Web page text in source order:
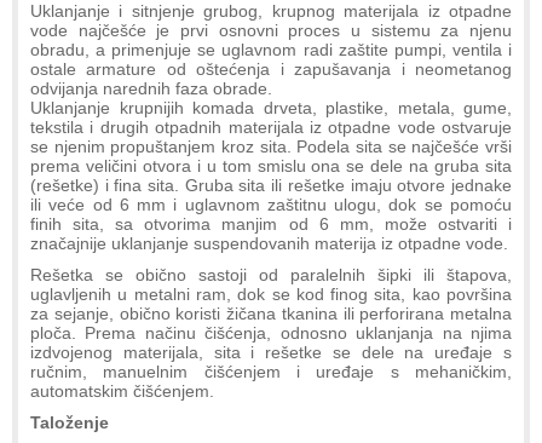
Uklanjanje i sitnjenje grubog, krupnog materijala iz otpadne
vode najčešće je prvi osnovni proces u sistemu za njenu
obradu, a primenjuje se uglavnom radi zaštite pumpi, ventila i
ostale armature od oštećenja i zapušavanja i neometanog
odvijanja narednih faza obrade.
Uklanjanje krupnijih komada drveta, plastike, metala, gume,
tekstila i drugih otpadnih materijala iz otpadne vode ostvaruje
se njenim propuštanjem kroz sita. Podela sita se najčešće vrši
prema veličini otvora i u tom smislu ona se dele na gruba sita
(rešetke) i fina sita. Gruba sita ili rešetke imaju otvore jednake
ili veće od 6 mm i uglavnom zaštitnu ulogu, dok se pomoću
finih sita, sa otvorima manjim od 6 mm, može ostvariti i
značajnije uklanjanje suspendovanih materija iz otpadne vode.
Rešetka se obično sastoji od paralelnih šipki ili štapova,
uglavljenih u metalni ram, dok se kod finog sita, kao površina
za sejanje, obično koristi žičana tkanina ili perforirana metalna
ploča. Prema načinu čišćenja, odnosno uklanjanja na njima
izdvojenog materijala, sita i rešetke se dele na uređaje s
ručnim, manuelnim čišćenjem i uređaje s mehaničkim,
automatskim čišćenjem.
Taloženje